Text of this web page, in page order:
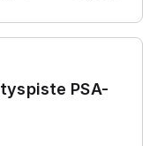
PSA-